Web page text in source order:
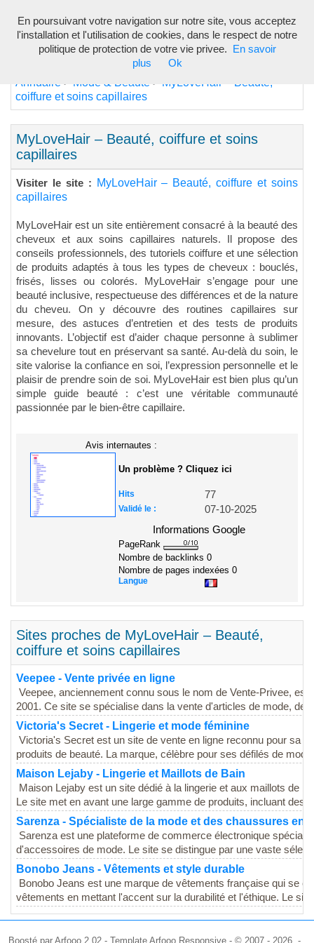
Annuaire > Mode & Beauté > MyLoveHair – Beauté,
coiffure et soins capillaires
MyLoveHair – Beauté, coiffure et soins
capillaires
Visiter le site :
MyLoveHair – Beauté, coiffure et soins
capillaires
MyLoveHair est un site entièrement consacré à la beauté des
cheveux et aux soins capillaires naturels. Il propose des
conseils professionnels, des tutoriels coiffure et une sélection
de produits adaptés à tous les types de cheveux : bouclés,
frisés, lisses ou colorés. MyLoveHair s’engage pour une
beauté inclusive, respectueuse des différences et de la nature
du cheveu. On y découvre des routines capillaires sur
mesure, des astuces d’entretien et des tests de produits
innovants. L’objectif est d’aider chaque personne à sublimer
sa chevelure tout en préservant sa santé. Au-delà du soin, le
site valorise la confiance en soi, l’expression personnelle et le
plaisir de prendre soin de soi. MyLoveHair est bien plus qu’un
simple guide beauté : c’est une véritable communauté
passionnée par le bien-être capillaire.
Avis internautes :
Un problème ? Cliquez ici
Hits 77
Validé le :
07-10-2025
Informations Google
PageRank
Nombre de backlinks 0
Nombre de pages indexées 0
Langue
Sites proches de MyLoveHair – Beauté,
coiffure et soins capillaires
Veepee - Vente privée en ligne
Veepee, anciennement connu sous le nom de Vente-Privee,
2001. Ce site se spécialise dans la vente d'articles de mode, de
Victoria's Secret - Lingerie et mode féminine
Victoria's Secret est un site de vente en ligne reconnu pour sa
produits de beauté. La marque, célèbre pour ses défilés de
Maison Lejaby - Lingerie et Maillots de Bain
Maison Lejaby est un site dédié à la lingerie et aux maillots de
Le site met en avant une large gamme de produits, incluant des...
Sarenza - Spécialiste de la mode et des chaussures en
Sarenza est une plateforme de commerce électronique
d'accessoires de mode. Le site se distingue par une vaste
Bonobo Jeans - Vêtements et style durable
Bonobo Jeans est une marque de vêtements française qui se
vêtements en mettant l'accent sur la durabilité et l'éthique. Le
Boosté par Arfooo 2.02 - Template Arfooo Responsive - © 2007 - 2026 -
En poursuivant votre navigation sur notre site, vous acceptez
l'installation et l'utilisation de cookies, dans le respect de notre
politique de protection de votre vie privee.
En savoir
plus
Ok